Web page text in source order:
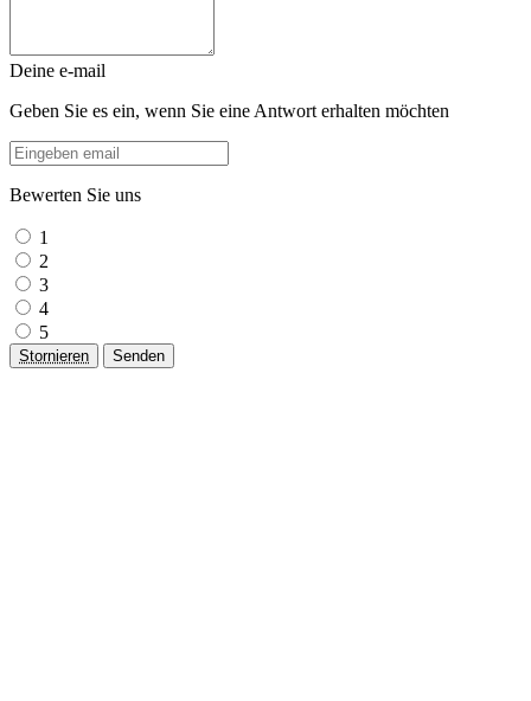
Deine e-mail
Geben Sie es ein, wenn Sie eine Antwort erhalten möchten
Bewerten Sie uns
1
2
3
4
5
Stornieren Senden